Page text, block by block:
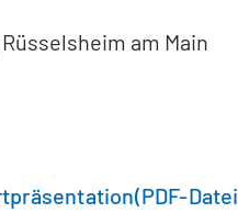
am Main
PDF-Datei